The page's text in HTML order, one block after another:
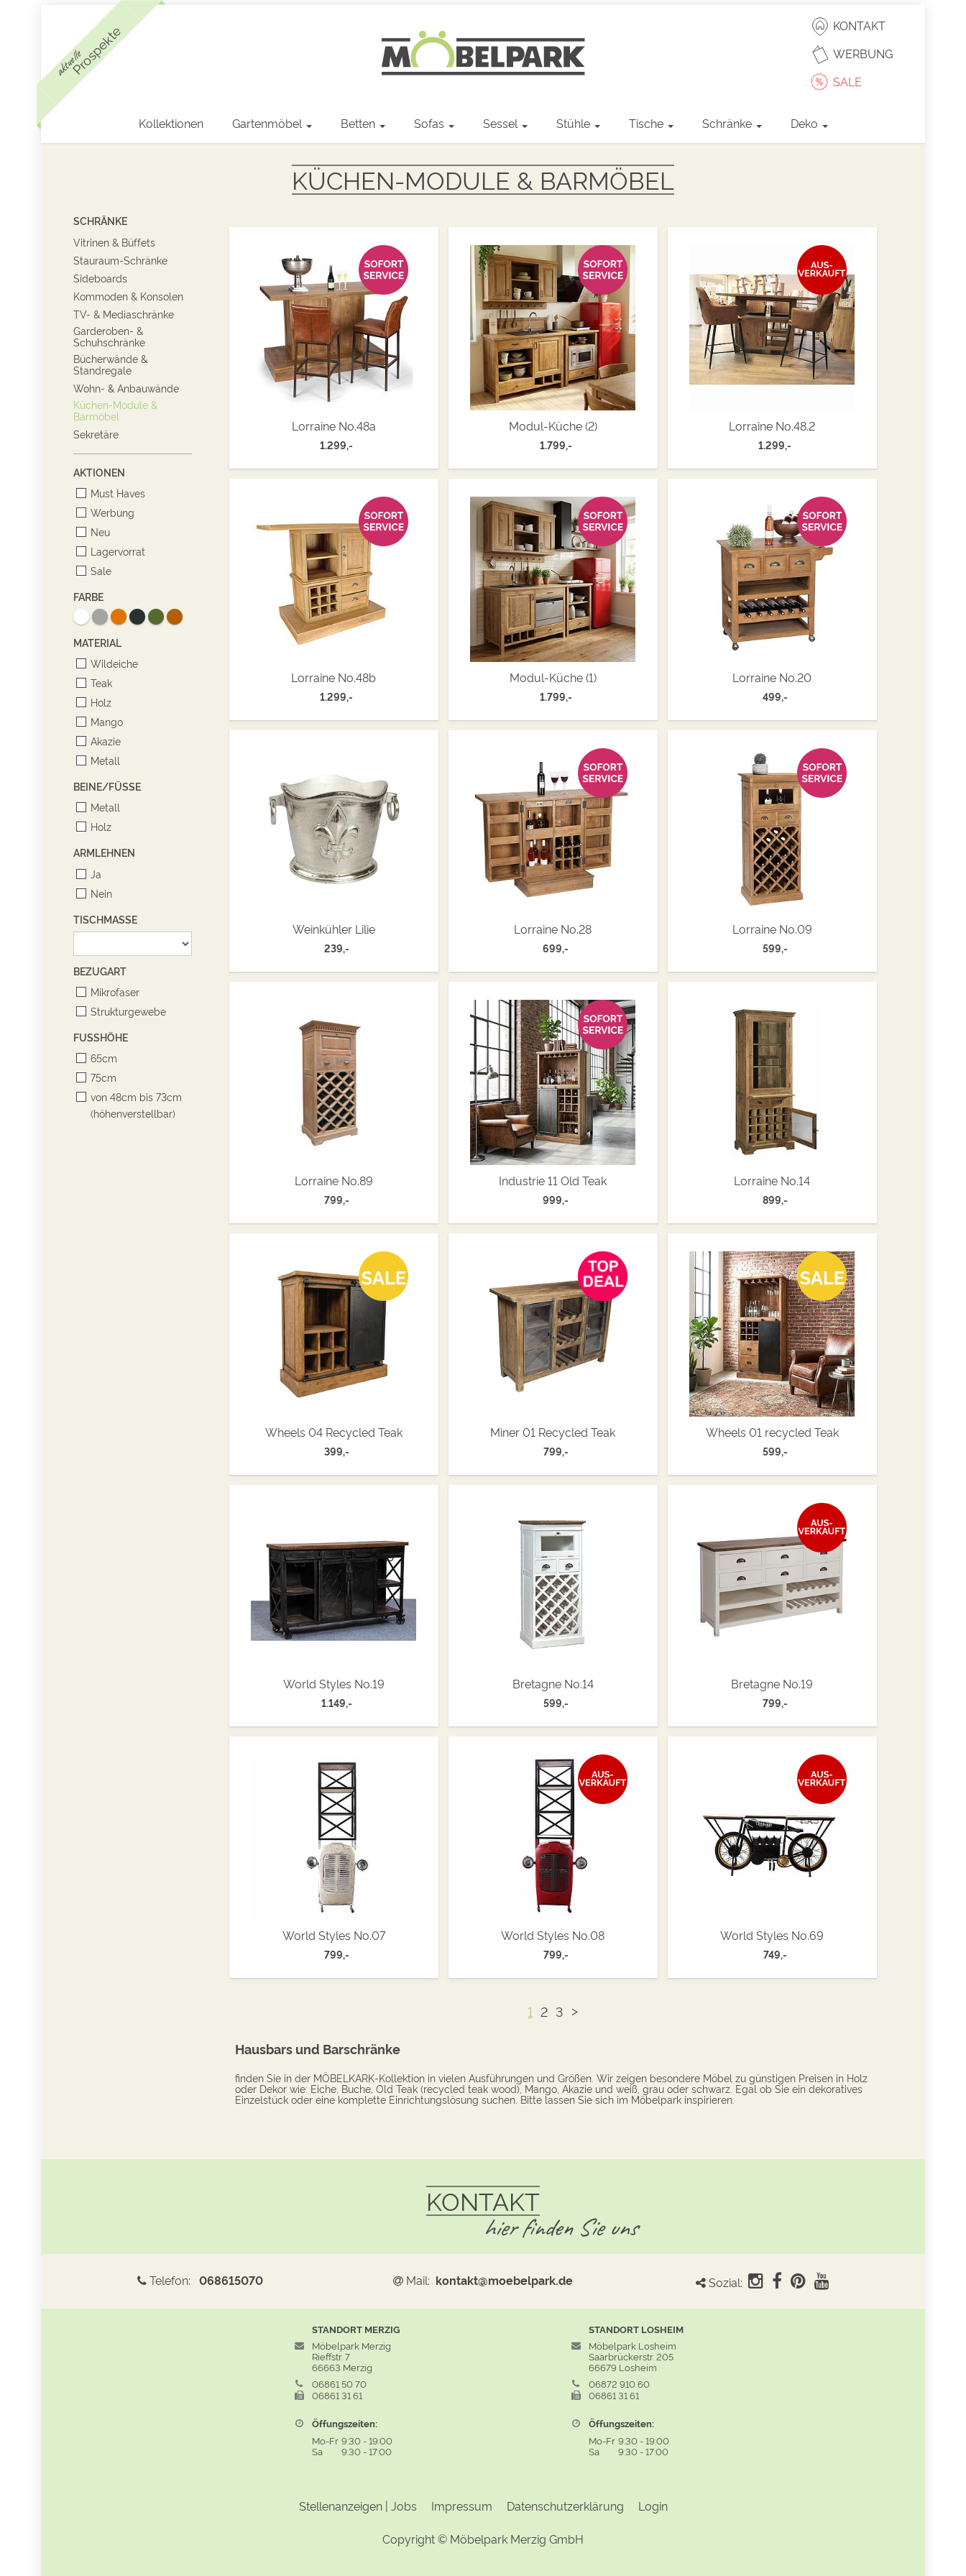
aktuelleProspekte
KONTAKT
WERBUNG
SALE
Kollektionen Gartenmöbel Betten Sofas Sessel Stühle Tische Schränke Deko
KÜCHEN-MODULE & BARMÖBEL
SCHRÄNKE
Vitrinen & Büffets
Stauraum-Schränke
Sideboards
Kommoden & Konsolen
TV- & Mediaschränke
Garderoben- &
Schuhschränke
Bücherwände &
Standregale
Wohn- & Anbauwände
Küchen-Module &
Barmöbel
Sekretäre
AKTIONEN
Must Haves
Werbung
Neu
Lagervorrat
Sale
FARBE
MATERIAL
Wildeiche
Teak
Holz
Mango
Akazie
Metall
BEINE/FÜSSE
Metall
Holz
ARMLEHNEN
Ja
Nein
TISCHMASSE
BEZUGART
Mikrofaser
Strukturgewebe
FUSSHÖHE
65cm
75cm
von 48cm bis 73cm
(höhenverstellbar)
Lorraine No.48a
1.299,-
Modul-Küche (2)
1.799,-
Lorraine No.48.2
1.299,-
Lorraine No.48b
1.299,-
Modul-Küche (1)
1.799,-
Lorraine No.20
499,-
Weinkühler Lilie
239,-
Lorraine No.28
699,-
Lorraine No.09
599,-
Lorraine No.89
799,-
Industrie 11 Old Teak
999,-
Lorraine No.14
899,-
Wheels 04 Recycled Teak
399,-
Miner 01 Recycled Teak
799,-
Wheels 01 recycled Teak
599,-
World Styles No.19
1.149,-
Bretagne No.14
599,-
Bretagne No.19
799,-
World Styles No.07
799,-
World Styles No.08
799,-
World Styles No.69
749,-
1 2 3 >
Hausbars und Barschränke
finden Sie in der MÖBELKARK-Kollektion in vielen Ausführungen und Größen. Wir zeigen besondere Möbel zu günstigen Preisen in Holz
oder Dekor wie: Eiche, Buche, Old Teak (recycled teak wood), Mango, Akazie und weiß, grau oder schwarz. Egal ob Sie ein dekoratives
Einzelstück oder eine komplette Einrichtungslösung suchen. Bitte lassen Sie sich im Möbelpark inspirieren.
KONTAKT
hier finden Sie uns
Telefon:068615070 Mail: kontakt@moebelpark.de Sozial:
STANDORT MERZIG
Möbelpark Merzig
Rieffstr. 7
66663 Merzig
06861 50 70
06861 31 61
Öffungszeiten:
Mo-Fr 9:30-19:00
Sa
9:30-17:00
STANDORT LOSHEIM
Möbelpark Losheim
Saarbrückerstr. 205
66679 Losheim
06872 910 60
06861 31 61
Öffungszeiten:
Mo-Fr 9:30-19:00
Sa
9:30-17:00
Stellenanzeigen | Jobs Impressum Datenschutzerklärung Login
Copyright © Möbelpark Merzig GmbH